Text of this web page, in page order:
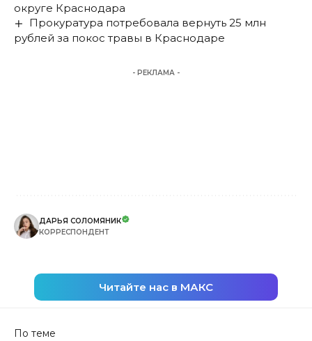
округе Краснодара
Прокуратура потребовала вернуть 25 млн
рублей за покос травы в Краснодаре
- РЕКЛАМА -
ДАРЬЯ СОЛОМЯНИК
КОРРЕСПОНДЕНТ
Читайте нас в МАКС
По теме